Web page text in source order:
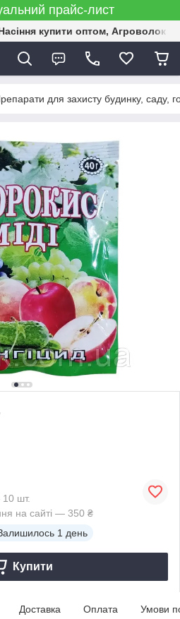
прайс-лист
купити оптом,
для захисту будинку, саду,
шт.
на сайті — 350 ₴
1 день
Купити
Доставка Оплата Умови